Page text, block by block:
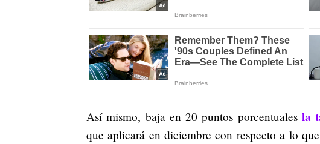
Así mismo, baja en 20 puntos porcentualesla
que aplicará en diciembre con respecto a lo